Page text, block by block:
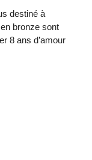
destiné à
bronze sont
8 ans d’amour